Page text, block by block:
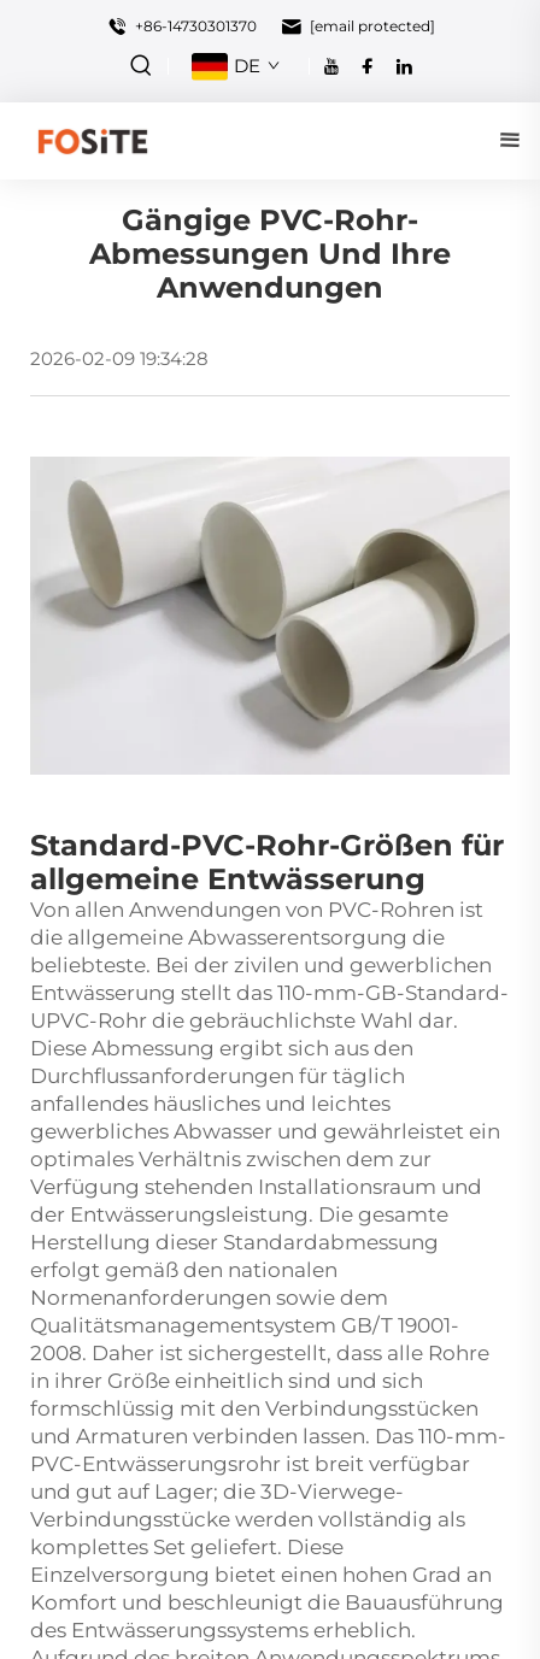
+86-14730301370 [email protected]
DE
Gängige PVC-Rohr-
Abmessungen Und Ihre
Anwendungen
2026-02-09 19:34:28
Standard-PVC-Rohr-Größen für
allgemeine Entwässerung
Von allen Anwendungen von PVC-Rohren ist
die allgemeine Abwasserentsorgung die
beliebteste. Bei der zivilen und gewerblichen
Entwässerung stellt das 110-mm-GB-Standard-
UPVC-Rohr die gebräuchlichste Wahl dar.
Diese Abmessung ergibt sich aus den
Durchflussanforderungen für täglich
anfallendes häusliches und leichtes
gewerbliches Abwasser und gewährleistet ein
optimales Verhältnis zwischen dem zur
Verfügung stehenden Installationsraum und
der Entwässerungsleistung. Die gesamte
Herstellung dieser Standardabmessung
erfolgt gemäß den nationalen
Normenanforderungen sowie dem
Qualitätsmanagementsystem GB/T 19001-
2008. Daher ist sichergestellt, dass alle Rohre
in ihrer Größe einheitlich sind und sich
formschlüssig mit den Verbindungsstücken
und Armaturen verbinden lassen. Das 110-mm-
PVC-Entwässerungsrohr ist breit verfügbar
und gut auf Lager; die 3D-Vierwege-
Verbindungsstücke werden vollständig als
komplettes Set geliefert. Diese
Einzelversorgung bietet einen hohen Grad an
Komfort und beschleunigt die Bauausführung
des Entwässerungssystems erheblich.